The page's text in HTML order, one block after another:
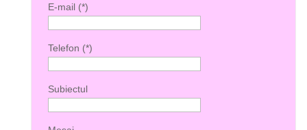
E-mail (*)
Telefon (*)
Subiectul